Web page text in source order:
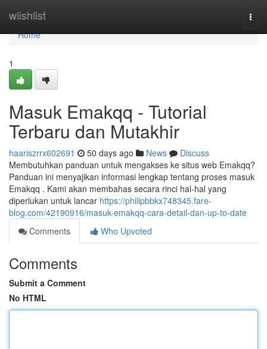
wiishlist
Home
Home
1
Masuk Emakqq - Tutorial
Terbaru dan Mutakhir
haariszrrx602691 50 days ago News
Discuss
Membutuhkan panduan untuk mengakses ke situs web Emakqq?
Panduan ini menyajikan informasi lengkap tentang proses masuk
Emakqq . Kami akan membahas secara rinci hal-hal yang
diperlukan untuk lancar https://philipbbkx748345.fare-
blog.com/42190916/masuk-emakqq-cara-detail-dan-up-to-date
Comments
Who Upvoted
Comments
Submit a Comment
No HTML